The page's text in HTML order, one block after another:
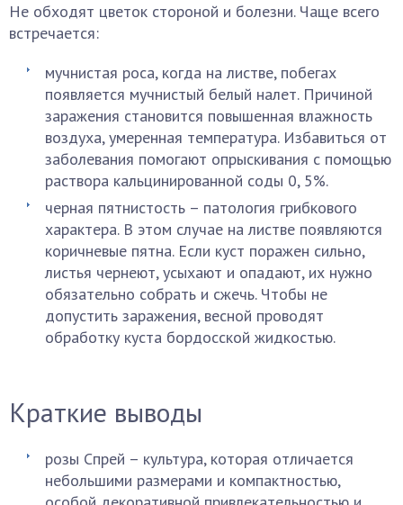
Не обходят цветок стороной и болезни. Чаще всего
встречается:
мучнистая роса, когда на листве, побегах
появляется мучнистый белый налет. Причиной
заражения становится повышенная влажность
воздуха, умеренная температура. Избавиться от
заболевания помогают опрыскивания с помощью
раствора кальцинированной соды 0, 5%.
черная пятнистость – патология грибкового
характера. В этом случае на листве появляются
коричневые пятна. Если куст поражен сильно,
листья чернеют, усыхают и опадают, их нужно
обязательно собрать и сжечь. Чтобы не
допустить заражения, весной проводят
обработку куста бордосской жидкостью.
Краткие выводы
розы Спрей – культура, которая отличается
небольшими размерами и компактностью,